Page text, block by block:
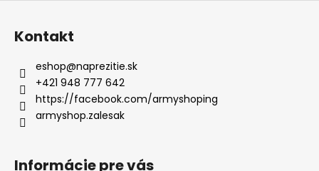
Kontakt
eshop@naprezitie.sk
+421 948 777 642
https://facebook.com/armyshoping
armyshop.zalesak
Informácie pre vás